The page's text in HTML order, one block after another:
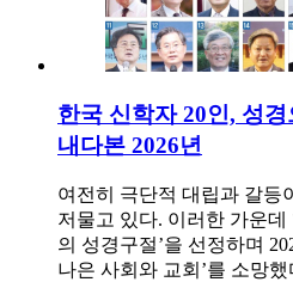
한국 신학자 20인, 성
내다본 2026년
여전히 극단적 대립과 갈등
저물고 있다. 이러한 가운데
의 성경구절’을 선정하며
나은 사회와 교회’를 소망했